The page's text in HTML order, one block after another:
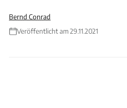
Bernd Conrad
Veröffentlicht am 29.11.2021